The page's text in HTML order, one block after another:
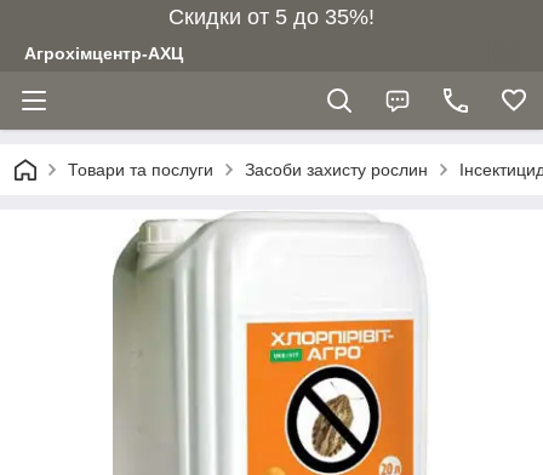
Скидки от 5 до 35%!
Агрохімцентр-АХЦ
Товари та послуги Засоби захисту рослин